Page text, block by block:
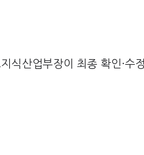
식산업부장이 최종 확인·수